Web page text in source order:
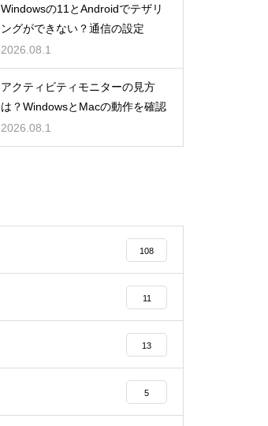
Windowsの11とAndroidでテザリ
ングができない？通信の設定
2026.08.1
アクティビティモニターの見方
は？WindowsとMacの動作を確認
2026.08.1
108
11
13
5